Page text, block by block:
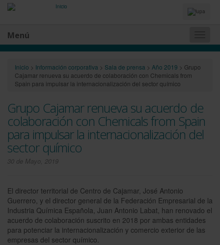
Idiomas
y
Menú
Inicio > Información corporativa > Sala de prensa > Año 2019 > Grupo
Cajamar renueva su acuerdo de colaboración con Chemicals from
Spain para impulsar la internacionalización del sector químico
Grupo Cajamar renueva su acuerdo de
colaboración con Chemicals from Spain
para impulsar la internacionalización del
sector químico
30 de Mayo, 2019
El director territorial de Centro de Cajamar, José Antonio
Guerrero, y el director general de la Federación Empresarial de la
Industria Química Española, Juan Antonio Labat, han renovado el
acuerdo de colaboración suscrito en 2018 por ambas entidades
para potenciar la internacionalización y comercio exterior de las
empresas del sector químico.